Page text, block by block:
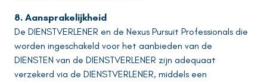
8. Aansprakelijkheid
De DIENSTVERLENER en de Nexus Pursuit Professionals die
worden ingeschakeld voor het aanbieden van de
DIENSTEN van de DIENSTVERLENER zijn adequaat
verzekerd via de DIENSTVERLENER, middels een